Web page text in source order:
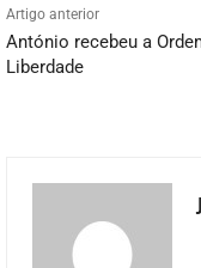
Artigo anterior
António recebeu a
Liberdade